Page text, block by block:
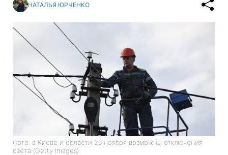
НАТАЛЬЯ ЮРЧЕНКО
Фото: в Киеве и области 25 ноября возможны отключения
света (Getty Images)